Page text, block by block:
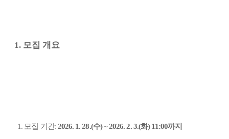
1. 모집 개요
1. 모집 기간:2026. 1. 28.(수) ~ 2026. 2. 3.(화) 11:00까지